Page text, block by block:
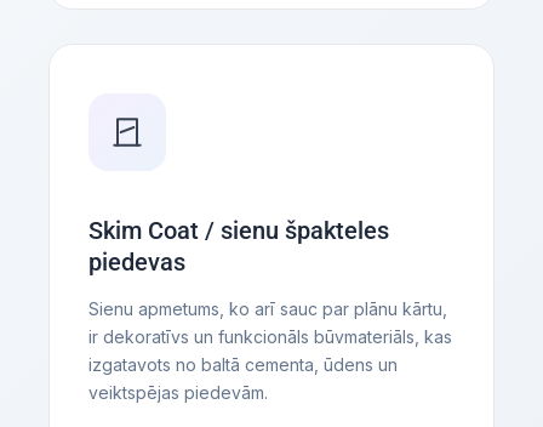
Skim Coat / sienu špakteles
piedevas
Sienu apmetums, ko arī sauc par plānu kārtu,
ir dekoratīvs un funkcionāls būvmateriāls, kas
izgatavots no baltā cementa, ūdens un
veiktspējas piedevām.